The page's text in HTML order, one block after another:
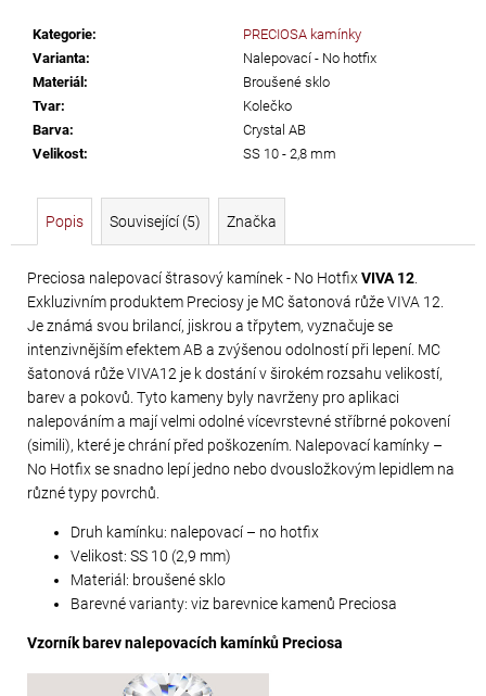
Kategorie:
PRECIOSA kamínky
Varianta:
Nalepovací - No hotfix
Materiál:
Broušené sklo
Tvar:
Kolečko
Barva:
Crystal AB
Velikost: SS 10 - 2,8 mm
Popis Související (5) Značka
Preciosa nalepovací štrasový kamínek - No HotfixVIVA 12
Exkluzivním produktem Preciosy je MC šatonová růže VIVA 12.
Je známá svou brilancí, jiskrou a třpytem, vyznačuje se
intenzivnějším efektem AB a zvýšenou odolností při lepení. MC
šatonová růže VIVA12 je k dostání v širokém rozsahu velikostí,
barev a pokovů. Tyto kameny byly navrženy pro aplikaci
nalepováním a mají velmi odolné vícevrstevné stříbrné pokovení
(simili), které je chrání před poškozením. Nalepovací kamínky –
No Hotfix se snadno lepí jedno nebo dvousložkovým lepidlem na
různé typy povrchů.
Druh kamínku: nalepovací – no hotfix
Velikost: SS 10 (2,9 mm)
Materiál: broušené sklo
Barevné varianty: viz barevnice kamenů Preciosa
Vzorník barev nalepovacích kamínků Preciosa
LEPIDLO
NA
KAMÍNKY
GÜTERMANN
HT2
30
G
169
Kč